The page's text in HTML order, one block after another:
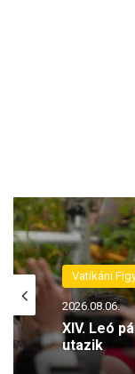
Vatikáni
2026.08.06.
XIV. Leó
utazik